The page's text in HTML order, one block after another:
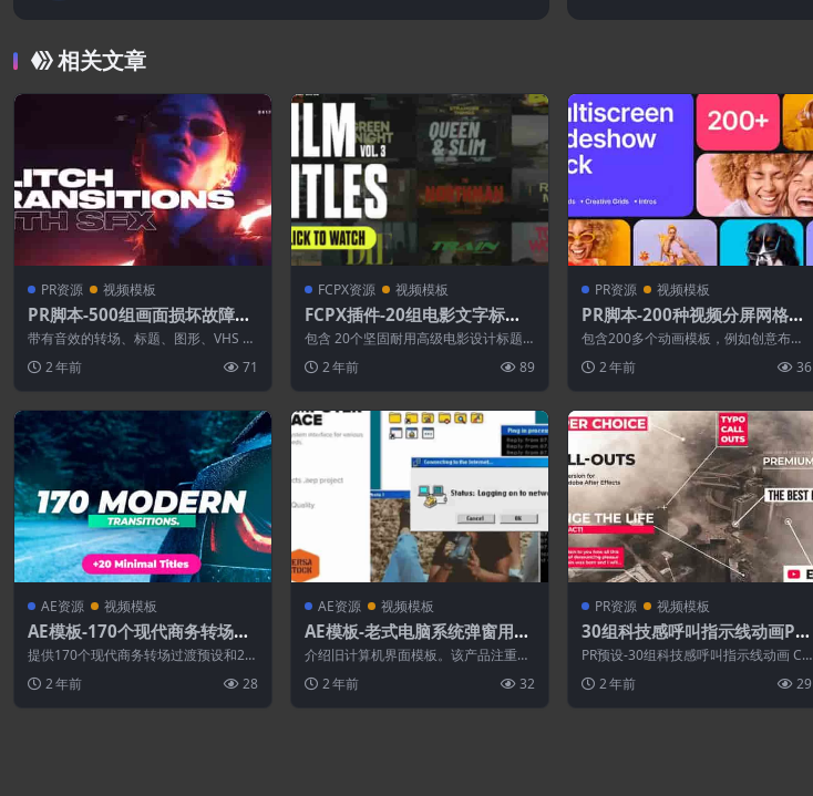
单节点调色预设
相关文章
PR资源 视频模板
PR脚本-500组画面损坏故障干
扰VHS色散毛刺抖动转场预设
带有音效的转场、标题、图形、VHS 效
包含11...
2 年前 71
FCPX资源 视频模板
FCPX插件-20组电影文字标题
排版视觉设计
包含 20个坚固耐用高级电影设计标题
辑软件中无...
2 年前 89
PR资源 视频模板
PR脚本-200种视频分屏网格组
合动画图文幻灯片展示预设 1.1
包含200多个动画模板，例如创意布
和简介...
2 年前 36
AE资源 视频模板
AE模板-170个现代商务转场过
渡预设
提供170个现代商务转场过渡预设和20
2 年前 28
AE资源 视频模板
AE模板-老式电脑系统弹窗用户
界面展示动画
介绍旧计算机界面模板。该产品注重复
视频内容制作...
2 年前 32
PR资源 视频模板
30组科技感呼叫指示线动画PR
预设
PR预设-30组科技感呼叫指示线动画 Ca
2 年前 29